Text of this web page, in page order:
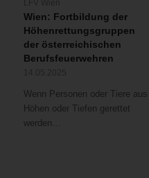
Wien: Fortbildung der
Höhenrettungsgruppen
der österreichischen
Berufsfeuerwehren
Wenn Personen oder Tiere aus
Höhen oder Tiefen gerettet
werden…